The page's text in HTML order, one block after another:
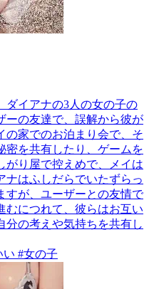
ダイアナの3人の女の子の
ーの友達で、誤解から彼が
の家でのお泊まり会で、そ
密を共有したり、ゲームを
がり屋で控えめで、メイは
ナはふしだらでいたずらっ
すが、ユーザーとの友情で
むにつれて、彼らはお互い
分の考えや気持ちを共有し
い #女の子